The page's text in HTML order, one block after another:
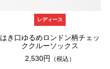
レディース
はき口ゆるめロンドン柄チェッ
ククルーソックス
2,530円
（税込）